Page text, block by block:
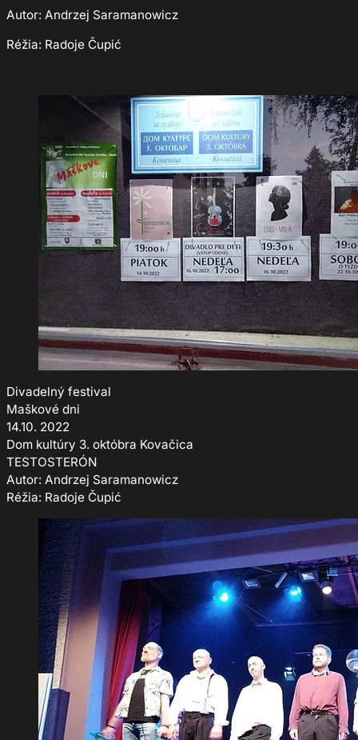
Autor: Andrzej Saramanowicz
Réžia: Radoje Čupić
Divadelný festival
Maškové dni
14.10. 2022
Dom kultúry 3. októbra Kovačica
TESTOSTERÓN
Autor: Andrzej Saramanowicz
Réžia: Radoje Čupić